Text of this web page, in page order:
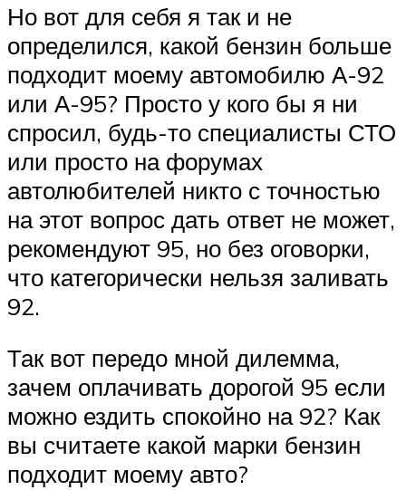
Но вот для себя я так и не
определился, какой бензин больше
подходит моему автомобилю А-92
или А-95? Просто у кого бы я ни
спросил, будь-то специалисты СТО
или просто на форумах
автолюбителей никто с точностью
на этот вопрос дать ответ не может,
рекомендуют 95, но без оговорки,
что категорически нельзя заливать
92.
Так вот передо мной дилемма,
зачем оплачивать дорогой 95 если
можно ездить спокойно на 92? Как
вы считаете какой марки бензин
подходит моему авто?